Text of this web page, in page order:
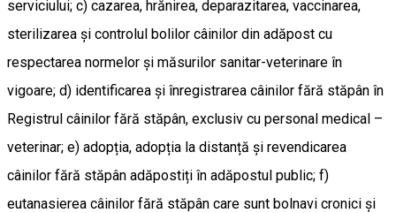
serviciului; c) cazarea, hrănirea, deparazitarea, vaccinarea,
sterilizarea și controlul bolilor câinilor din adăpost cu
respectarea normelor și măsurilor sanitar-veterinare în
vigoare; d) identificarea și înregistrarea câinilor fără stăpân în
Registrul câinilor fără stăpân, exclusiv cu personal medical –
veterinar; e) adopția, adopția la distanță și revendicarea
câinilor fără stăpân adăpostiți în adăpostul public; f)
eutanasierea câinilor fără stăpân care sunt bolnavi cronici și